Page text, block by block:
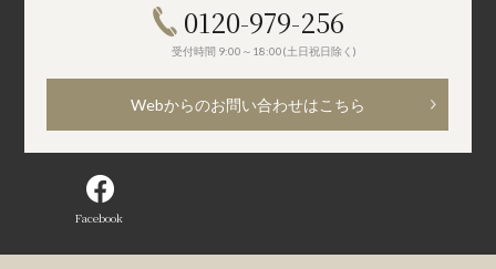
0120-979-256
受付時間 9:00～18:00(土日祝日除く)
Webからのお問い合わせはこちら
Facebook